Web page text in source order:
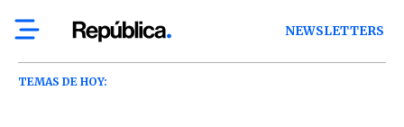
NEWSLETTERS
TEMAS DE HOY: